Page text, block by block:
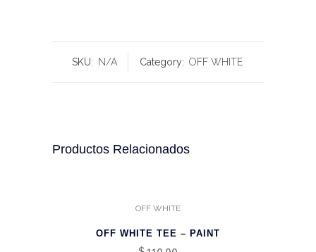
SKU: N/A Category: OFF WHITE
Productos Relacionados
OFF WHITE
OFF WHITE TEE – PAINT